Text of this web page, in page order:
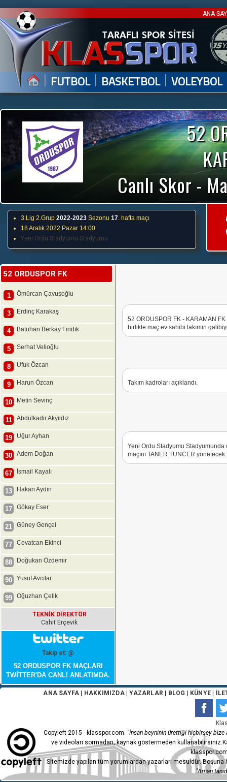
ANA
| FUTBOL | BASKETBOL | VOLEYBOL
52
Canlı Skor -
3.Lig 2.Grup 2022-2023 Sezonu 17. hafta maçı
18 Aralık 2022 Pazar 14:00
Yeni Ordu Stadyumu Stadyumu
52 ORDUSPOR FK
1 Ömürcan Çavuşoğlu
3 Erdinç Karakaş
4 Batuhan Berkay Fındık
5 Serhat Velioğlu
8 Ufuk Özcan
9 Harun Özcan
10 Metin Sevinç
11 Abdülkadir Akyıldız
19 Uğur Ayhan
30 Adem Doğan
67 İsmail Kayalı
13 Hakan Aydın
17 Gökay Eser
21 Güney Gençel
77 Cevatcan Ekinci
88 Doğukan Özdemir
90 Yusuf Avcılar
99 Oğuzhan Çelik
TEKNİK DİREKTÖR
Cahit Erçevik
Takip et: @
52 ORDUSPOR FK MAÇLARI
TWİTTER'DA CANLI ANLATIMDA.
52 ORDUSPOR FK - KARAMAN
birlikte maç ev sahibi takımın
Takım kadroları açıklandı.
Yeni Ordu Stadyumu
maçını TANER TUNCER
ANA SAYFA HAKKIMIZDA|YAZARLAR BLOG KÜNYE|
Copyleft 2015 - klasspor.com. "İnsan beyninin ürettiği hiçbirşey bize
ve videoları sormadan, kaynak göstermeden
Sitemizde yapılan tüm yorumlardan yazarları mesuldür.
"Aman